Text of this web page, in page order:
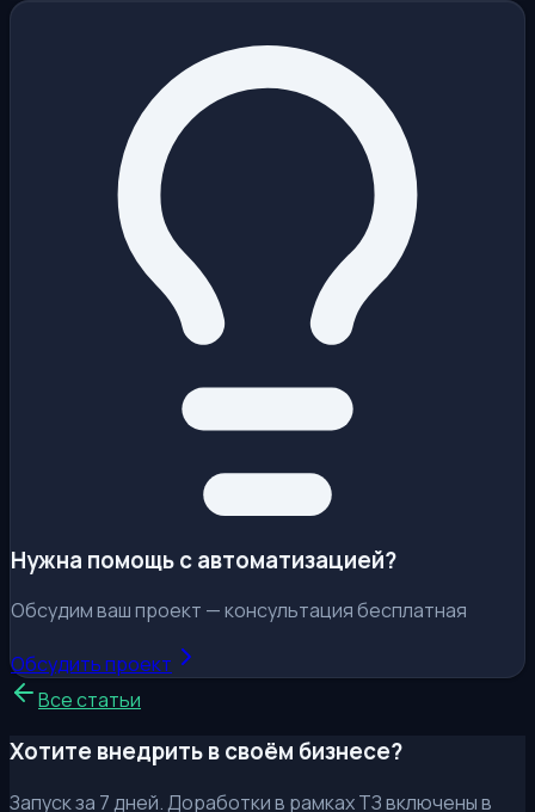
Нужна помощь с автоматизацией?
Обсудим ваш проект — консультация бесплатная
Обсудить проект
Все статьи
Хотите внедрить в своём бизнесе?
Запуск за 7 дней. Доработки в рамках ТЗ включены в